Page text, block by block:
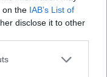
on the IAB’s List of
disclose it to other